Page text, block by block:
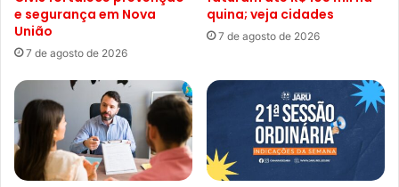
e segurança em Nova
União
7 de agosto de 2026
quina; veja cidades
7 de agosto de 2026